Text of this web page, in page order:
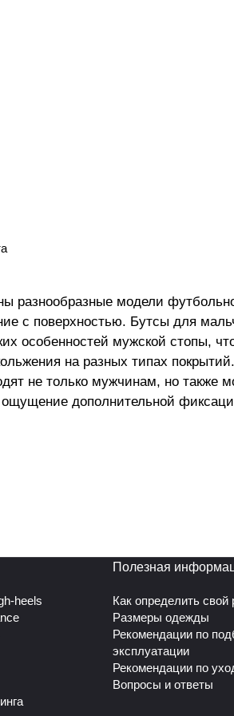
разнообразные модели
с поверхностью. Бутсы для
особенностей мужской стопы,
на разных типах
не только мужчинам, но также
дополнительной
освоить навыки игры на
для мальчиков и мужчин.
heels
Полезная
Как определить свой
Размеры одежды
Рекомендации по
эксплуатации
Рекомендации по
Вопросы и ответы